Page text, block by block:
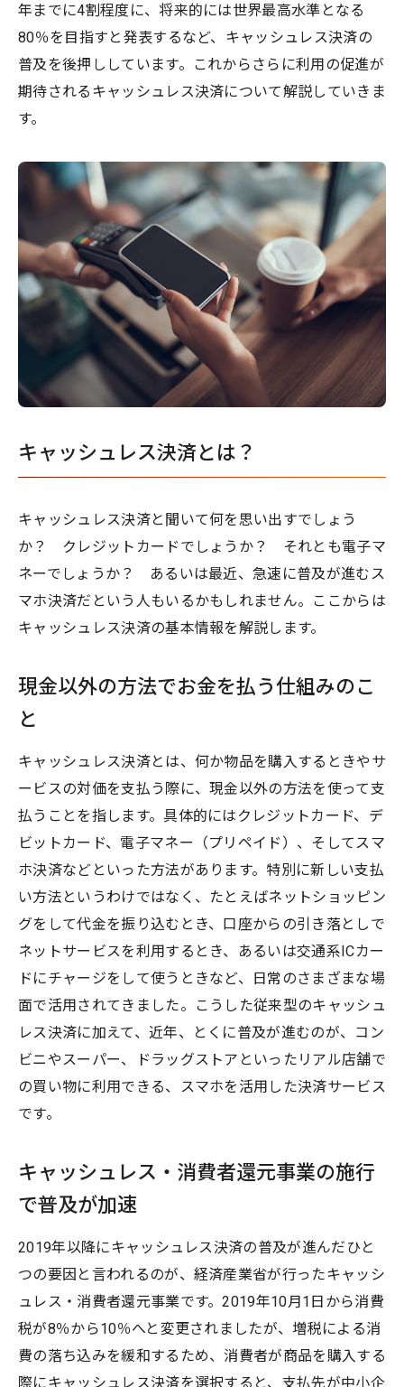
年までに4割程度に、将来的には世界最高水準となる
80％を目指すと発表するなど、キャッシュレス決済の
普及を後押ししています。これからさらに利用の促進が
期待されるキャッシュレス決済について解説していきま
す。
キャッシュレス決済とは？
キャッシュレス決済と聞いて何を思い出すでしょう
か？ クレジットカードでしょうか？ それとも電子マ
ネーでしょうか？ あるいは最近、急速に普及が進むス
マホ決済だという人もいるかもしれません。ここからは
キャッシュレス決済の基本情報を解説します。
現金以外の方法でお金を払う仕組みのこ
と
キャッシュレス決済とは、何か物品を購入するときやサ
ービスの対価を支払う際に、現金以外の方法を使って支
払うことを指します。具体的にはクレジットカード、デ
ビットカード、電子マネー（プリペイド）、そしてスマ
ホ決済などといった方法があります。特別に新しい支払
い方法というわけではなく、たとえばネットショッピン
グをして代金を振り込むとき、口座からの引き落としで
ネットサービスを利用するとき、あるいは交通系ICカー
ドにチャージをして使うときなど、日常のさまざまな場
面で活用されてきました。こうした従来型のキャッシュ
レス決済に加えて、近年、とくに普及が進むのが、コン
ビニやスーパー、ドラッグストアといったリアル店舗で
の買い物に利用できる、スマホを活用した決済サービス
です。
キャッシュレス・消費者還元事業の施行
で普及が加速
2019年以降にキャッシュレス決済の普及が進んだひと
つの要因と言われるのが、経済産業省が行ったキャッシ
ュレス・消費者還元事業です。2019年10月1日から消費
税が8％から10％へと変更されましたが、増税による消
費の落ち込みを緩和するため、消費者が商品を購入する
際にキャッシュレス決済を選択すると、支払先が中小企